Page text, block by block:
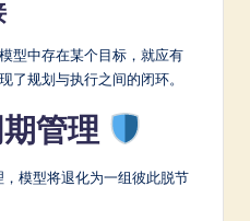
型中存在某个目标，就应有
了规划与执行之间的闭环。
管理
模型将退化为一组彼此脱节